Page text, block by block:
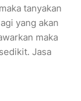
tanyakan
yang akan
maka
Jasa